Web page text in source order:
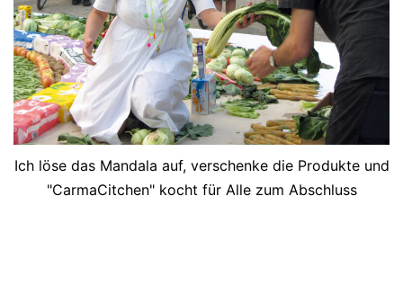
Ich löse das Mandala auf, verschenke die Produkte und
"CarmaCitchen" kocht für Alle zum Abschluss